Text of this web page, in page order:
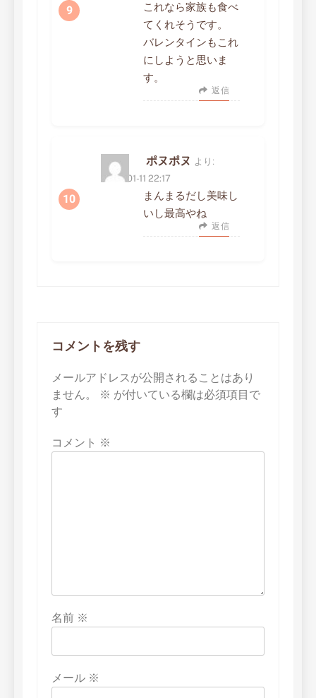
これなら家族も食べ
てくれそうです。
バレンタインもこれ
にしようと思いま
す。
返信
ポヌポヌ より:
2023-01-11 22:17
まんまるだし美味し
いし最高やね
返信
コメントを残す
メールアドレスが公開されることはあり
ません。
※ が付いている欄は必須項目で
す
コメント ※
名前 ※
メール ※